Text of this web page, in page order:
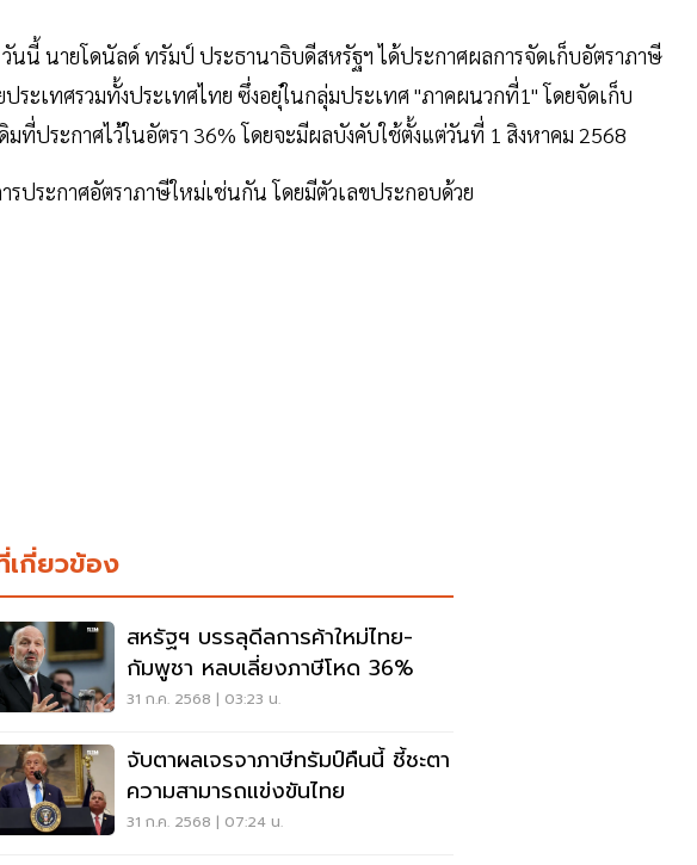
นนี้ นายโดนัลด์ ทรัมป์ ประธานาธิบดีสหรัฐฯ ได้ประกาศผลการจัดเก็บอัตราภาษี
ระเทศรวมทั้งประเทศไทย ซึ่งอยุ๋ในกลุ่มประเทศ "ภาคผนวกที่1" โดยจัดเก็บ
มที่ประกาศไว้ในอัตรา 36% โดยจะมีผลบังคับใช้ตั้งแต่วันที่ 1 สิงหาคม 2568
ประกาศอัตราภาษีใหม่เช่นกัน โดยมีตัวเลขประกอบด้วย
เกี่ยวข้อง
สหรัฐฯ บรรลุดีลการค้าใหม่ไทย-
กัมพูชา หลบเลี่ยงภาษีโหด 36%
31 ก.ค. 2568 | 03:23 น.
จับตาผลเจรจาภาษีทรัมป์คืนนี้ ชี้ชะตา
ความสามารถแข่งขันไทย
31 ก.ค. 2568 | 07:24 น.